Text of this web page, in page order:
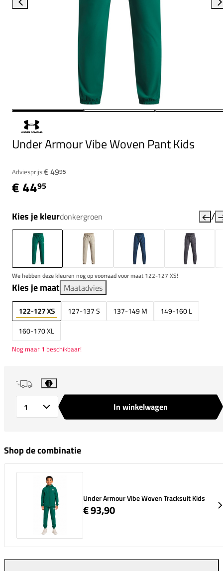
Under Armour Vibe Woven Pant Kids
Adviesprijs:€ 4995
€ 4495
Kies je kleurdonkergroen /
We hebben deze kleuren nog op voorraad voor maat 122-127 XS!
Kies je maat Maatadvies
122-127 XS 127-137 S 137-149 M
149-160 L
160-170 XL
Nog maar 1 beschikbaar!
i
In winkelwagen
Shop de combinatie
Under Armour Vibe Woven Tracksuit Kids
€ 93,90